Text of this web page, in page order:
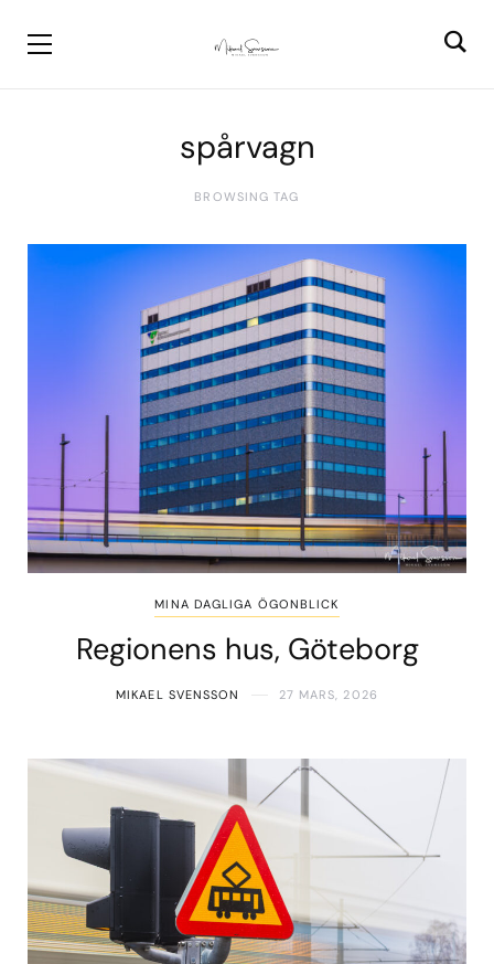
spårvagn
BROWSING TAG
MINA DAGLIGA ÖGONBLICK
Regionens hus, Göteborg
MIKAEL SVENSSON 27 MARS, 2026